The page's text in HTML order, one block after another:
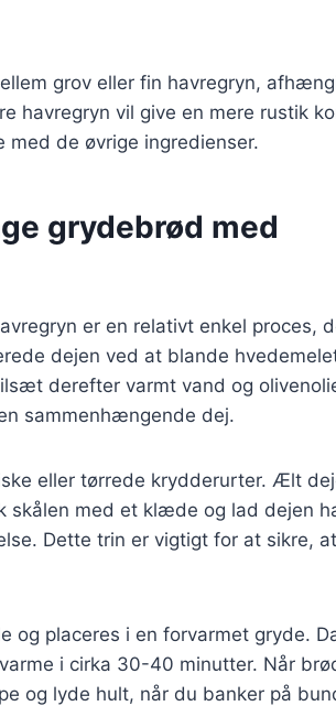
grov eller fin havregryn,
havregryn vil give en mere rustik
med de øvrige ingredienser.
grydebrød med
er en relativt enkel proces,
dejen ved at blande
derefter varmt vand og
sammenhængende dej.
eller tørrede krydderurter. Ælt
skålen med et klæde og lad dejen
Dette trin er vigtigt for at sikre,
og placeres i en forvarmet gryde.
i cirka 30-40 minutter. Når
og lyde hult, når du banker på